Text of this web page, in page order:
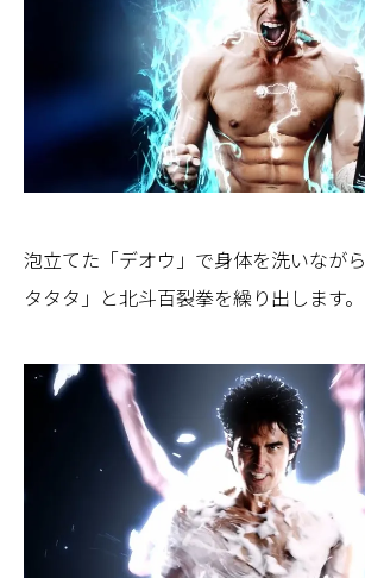
泡立てた「デオウ」で身体を洗いなが
タタタ」と北斗百裂拳を繰り出します。